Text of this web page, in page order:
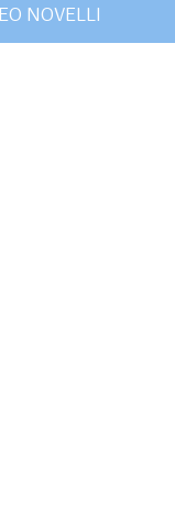
NOVELLI